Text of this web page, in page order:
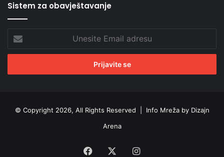
Sistem za obavještavanje
Unesite
Email
adresu
© Copyright 2026, All Rights Reserved | Info Mreža by Dizajn
Arena
Facebook Instagram